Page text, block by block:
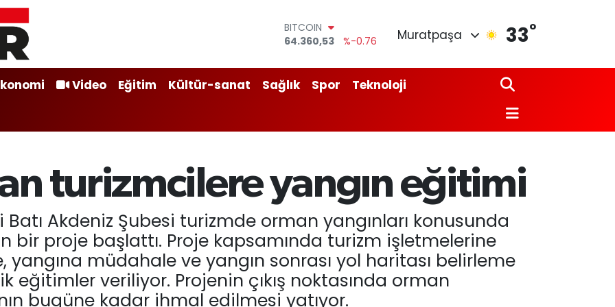
64.360,53
DOLAR
55,0317
%-0.02
GRAM ALTIN
Muratpaşa 33°
Video Eğitim Kültür-sanat Sağlık Spor
Teknoloji
turizmcilere yangın eğitimi
Batı Akdeniz Şubesi turizmde orman yangınları konusunda
bir proje başlattı. Proje kapsamında turizm işletmelerine
yangına müdahale ve yangın sonrası yol haritası belirleme
eğitimler veriliyor. Projenin çıkış noktasında orman
bugüne kadar ihmal edilmesi yatıyor.